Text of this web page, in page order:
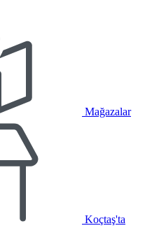
Mağazalar
Koçtaş'ta